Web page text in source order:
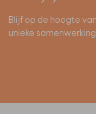
Blijf op de hoogte
unieke